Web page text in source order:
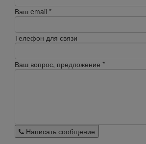
Ваш email *
Телефон для связи
Ваш вопрос, предложение *
Написать сообщение